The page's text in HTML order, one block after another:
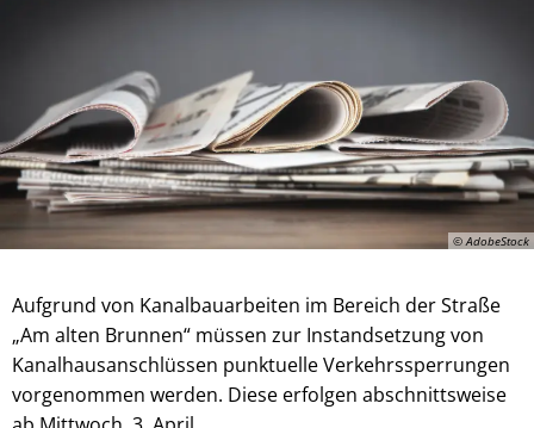
© AdobeStock
Aufgrund von Kanalbauarbeiten im Bereich der Straße
„Am alten Brunnen“ müssen zur Instandsetzung von
Kanalhausanschlüssen punktuelle Verkehrssperrungen
vorgenommen werden. Diese erfolgen abschnittsweise